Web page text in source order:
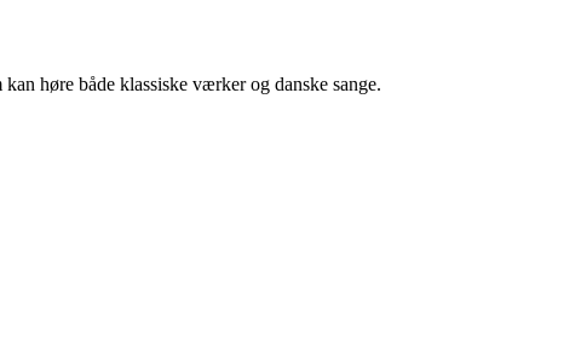
høre både klassiske værker og danske sange.